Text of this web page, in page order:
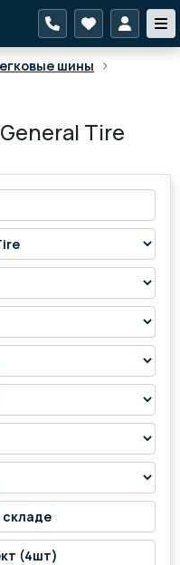
шины >
Tire
складе
(4шт)